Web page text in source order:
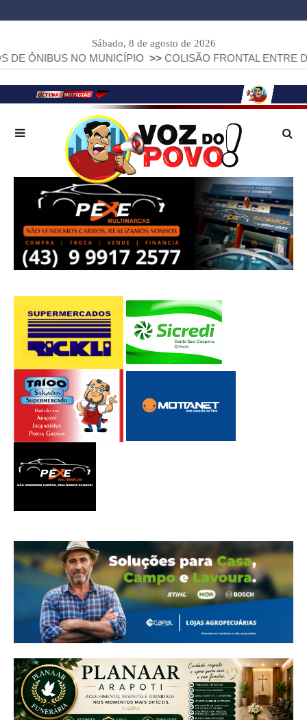
Sábado, 8 de agosto de 2026
NO MUNICÍPIO >> COLISÃO FRONTAL ENTRE DUAS